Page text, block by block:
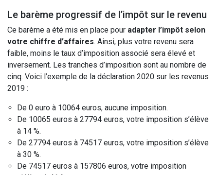
Le barème progressif de l’impôt sur le revenu
Ce barème a été mis en place pour adapter l’impôt selon
votre chiffre d’affaires. Ainsi, plus votre revenu sera
faible, moins le taux d’imposition associé sera élevé et
inversement. Les tranches d’imposition sont au nombre de
cinq. Voici l’exemple de la déclaration 2020 sur les revenus
2019 :
De 0 euro à 10064 euros, aucune imposition.
De 10065 euros à 27794 euros, votre imposition s’élève
à 14 %.
De 27794 euros à 74517 euros, votre imposition s’élève
à 30 %.
De 74517 euros à 157806 euros, votre imposition